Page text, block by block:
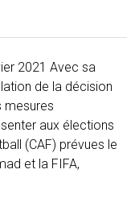
2021 Avec sa
de la décision
mesures
aux élections
(CAF) prévues le
et la FIFA,